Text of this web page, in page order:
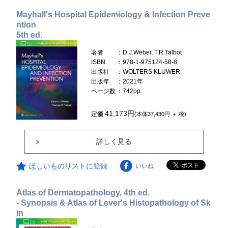
Mayhall's Hospital Epidemiology & Infection Preve
ntion
5th ed.
著者
：D.J.Weber, T.R.Talbot
ISBN
：978-1-975124-58-8
出版社
：WOLTERS KLUWER
出版年
：2021年
ページ数 ：742pp.
定価41,173円(本体37,430円 ＋ 税)
詳しく見る
ほしいものリストに登録 いいね
Atlas of Dermatopathology, 4th ed.
- Synopsis & Atlas of Lever's Histopathology of Sk
in